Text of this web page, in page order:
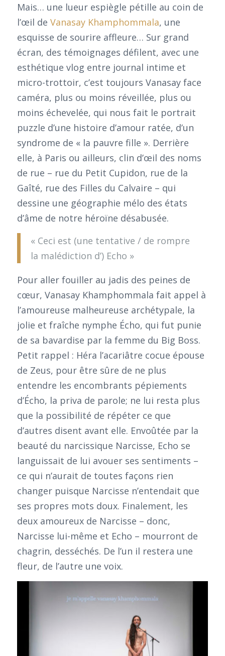
Mais… une lueur espiègle pétille au coin de
l’œil de Vanasay Khamphommala, une
esquisse de sourire affleure… Sur grand
écran, des témoignages défilent, avec une
esthétique vlog entre journal intime et
micro-trottoir, c’est toujours Vanasay face
caméra, plus ou moins réveillée, plus ou
moins échevelée, qui nous fait le portrait
puzzle d’une histoire d’amour ratée, d’un
syndrome de « la pauvre fille ». Derrière
elle, à Paris ou ailleurs, clin d’œil des noms
de rue – rue du Petit Cupidon, rue de la
Gaîté, rue des Filles du Calvaire – qui
dessine une géographie mélo des états
d’âme de notre héroïne désabusée.
« Ceci est (une tentative / de rompre
la malédiction d’) Echo »
Pour aller fouiller au jadis des peines de
cœur, Vanasay Khamphommala fait appel à
l’amoureuse malheureuse archétypale, la
jolie et fraîche nymphe Écho, qui fut punie
de sa bavardise par la femme du Big Boss.
Petit rappel : Héra l’acariâtre cocue épouse
de Zeus, pour être sûre de ne plus
entendre les encombrants pépiements
d’Écho, la priva de parole; ne lui resta plus
que la possibilité de répéter ce que
d’autres disent avant elle. Envoûtée par la
beauté du narcissique Narcisse, Echo se
languissait de lui avouer ses sentiments –
ce qui n’aurait de toutes façons rien
changer puisque Narcisse n’entendait que
ses propres mots doux. Finalement, les
deux amoureux de Narcisse – donc,
Narcisse lui-même et Echo – mourront de
chagrin, desséchés. De l’un il restera une
fleur, de l’autre une voix.